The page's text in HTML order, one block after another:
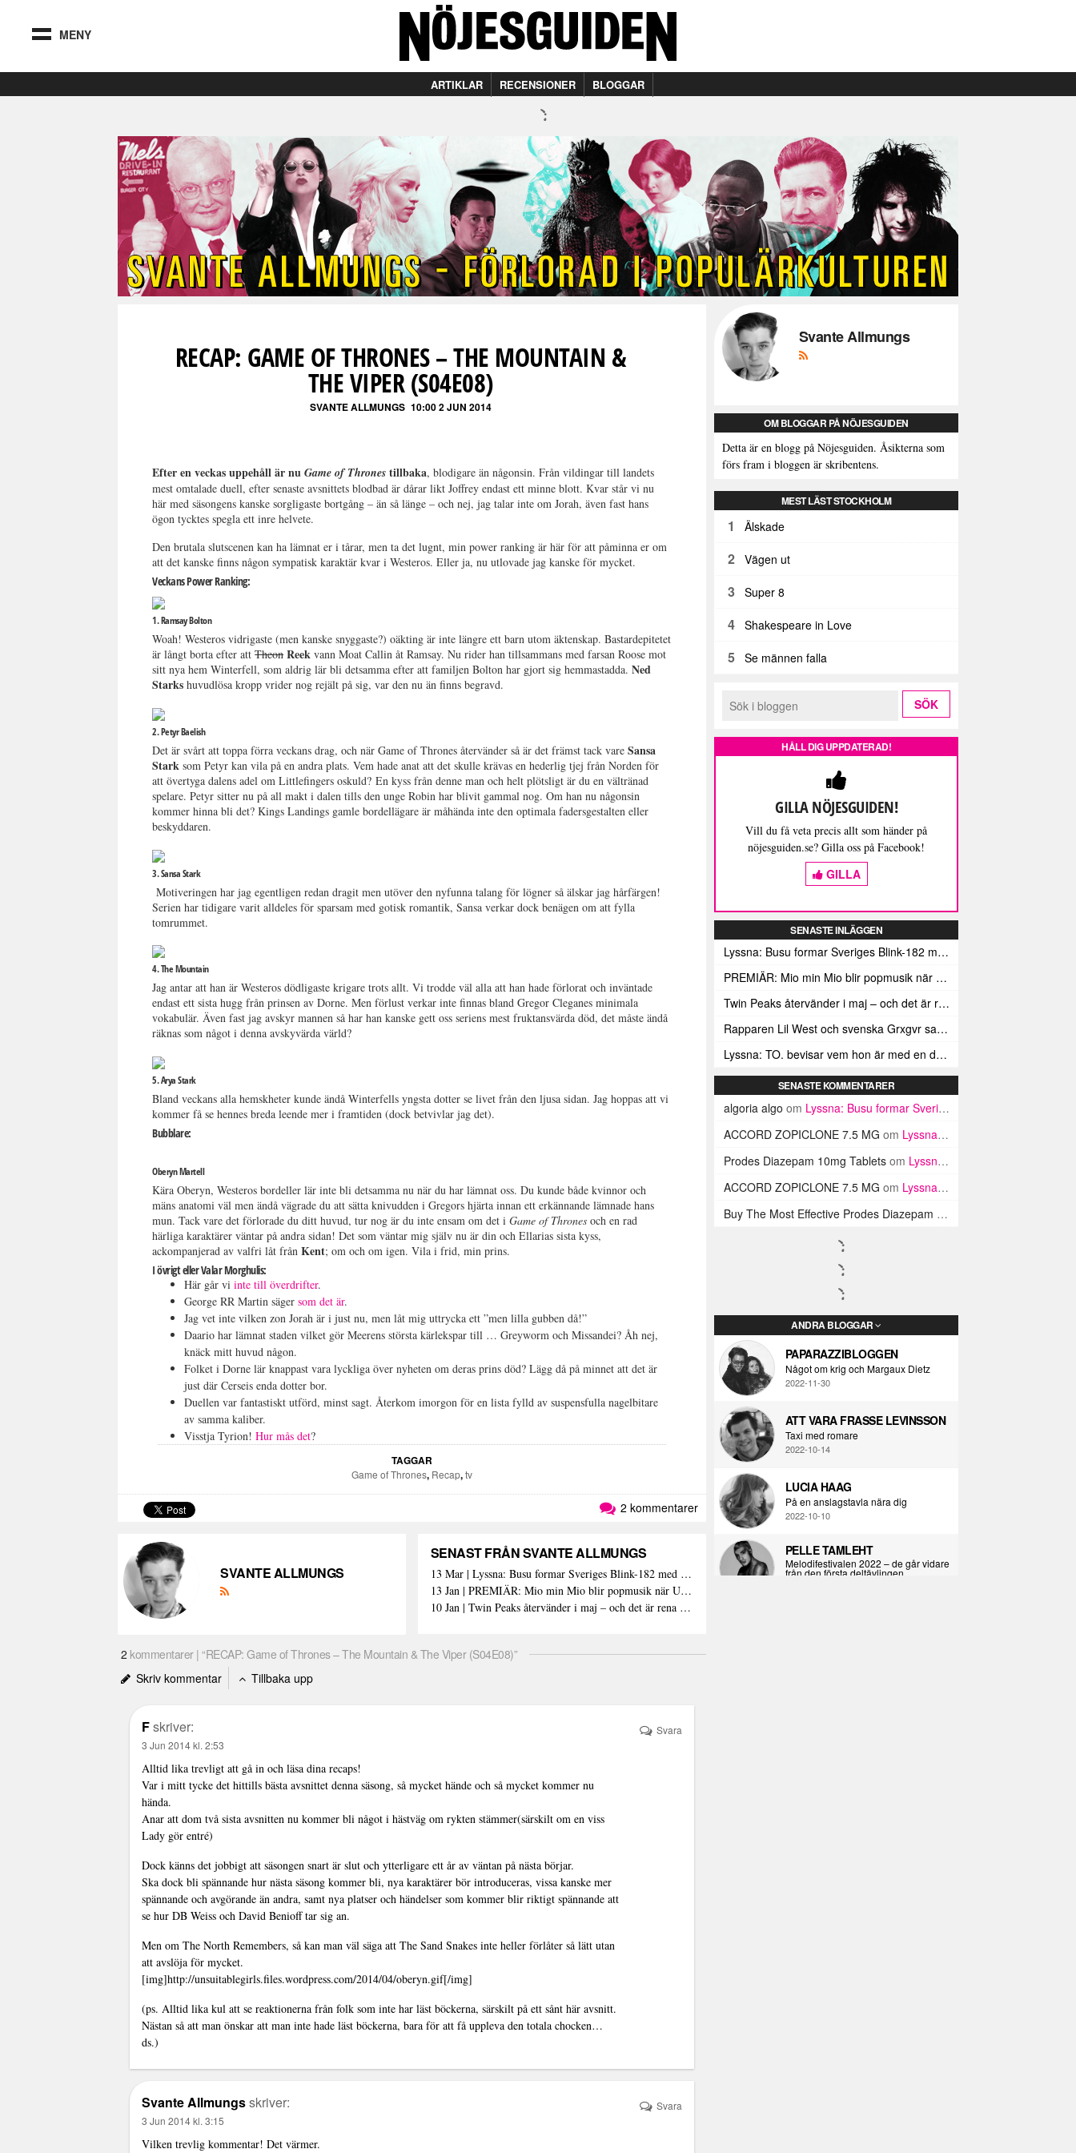
MENY
ARTIKLAR RECENSIONER BLOGGAR
RECAP: GAME OF THRONES – THE MOUNTAIN &
THE VIPER (S04E08)
SVANTE ALLMUNGS 10:00 2 JUN 2014
Efter en veckas uppehåll är nuGame of Thrones tillbaka, blodigare än någonsin. Från vildingar till landets
mest omtalade duell, efter senaste avsnittets blodbad är dårar likt Joffrey endast ett minne blott. Kvar står vi nu
här med säsongens kanske sorgligaste bortgång – än så länge – och nej, jag talar inte om Jorah, även fast hans
ögon tycktes spegla ett inre helvete.
Den brutala slutscenen kan ha lämnat er i tårar, men ta det lugnt, min power ranking är här för att påminna er om
att det kanske finns någon sympatisk karaktär kvar i Westeros. Eller ja, nu utlovade jag kanske för mycket.
Veckans Power Ranking:
1. Ramsay Bolton
Woah! Westeros vidrigaste (men kanske snyggaste?) oäkting är inte längre ett barn utom äktenskap. Bastardepitetet
är långt borta efter attTheon Reek vann Moat Callin åt Ramsay. Nu rider han tillsammans med farsan Roose mot
sitt nya hem Winterfell, som aldrig lär bli detsamma efter att familjen Bolton har gjort sig hemmastadda.Ned
Starks huvudlösa kropp vrider nog rejält på sig, var den nu än finns begravd.
2. Petyr Baelish
Det är svårt att toppa förra veckans drag, och när Game of Thrones återvänder så är det främst tack vareSansa
Stark som Petyr kan vila på en andra plats. Vem hade anat att det skulle krävas en hederlig tjej från Norden för
att övertyga dalens adel om Littlefingers oskuld? En kyss från denne man och helt plötsligt är du en vältränad
spelare. Petyr sitter nu på all makt i dalen tills den unge Robin har blivit gammal nog. Om han nu någonsin
kommer hinna bli det? Kings Landings gamle bordellägare är måhända inte den optimala fadersgestalten eller
beskyddaren.
3. Sansa Stark
Motiveringen har jag egentligen redan dragit men utöver den nyfunna talang för lögner så älskar jag hårfärgen!
Serien har tidigare varit alldeles för sparsam med gotisk romantik, Sansa verkar dock benägen om att fylla
tomrummet.
4. The Mountain
Jag antar att han är Westeros dödligaste krigare trots allt. Vi trodde väl alla att han hade förlorat och inväntade
endast ett sista hugg från prinsen av Dorne. Men förlust verkar inte finnas bland Gregor Cleganes minimala
vokabulär. Även fast jag avskyr mannen så har han kanske gett oss seriens mest fruktansvärda död, det måste ändå
räknas som något i denna avskyvärda värld?
5. Arya Stark
Bland veckans alla hemskheter kunde ändå Winterfells yngsta dotter se livet från den ljusa sidan. Jag hoppas att vi
kommer få se hennes breda leende mer i framtiden (dock betvivlar jag det).
Bubblare:
Oberyn Martell
Kära Oberyn, Westeros bordeller lär inte bli detsamma nu när du har lämnat oss. Du kunde både kvinnor och
mäns anatomi väl men ändå vägrade du att sätta knivudden i Gregors hjärta innan ett erkännande lämnade hans
mun. Tack vare det förlorade du ditt huvud, tur nog är du inte ensam om det iGame of Thrones och en rad
härliga karaktärer väntar på andra sidan! Det som väntar mig själv nu är din och Ellarias sista kyss,
ackompanjerad av valfri låt frånKent; om och om igen. Vila i frid, min prins.
I övrigt eller Valar Morghulis:
Här går viinte till överdrifter.
George RR Martin sägersom det är.
Jag vet inte vilken zon Jorah är i just nu, men låt mig uttrycka ett ”men lilla gubben då!”
Daario har lämnat staden vilket gör Meerens största kärlekspar till … Greyworm och Missandei? Åh nej,
knäck mitt huvud någon.
Folket i Dorne lär knappast vara lyckliga över nyheten om deras prins död? Lägg då på minnet att det är
just där Cerseis enda dotter bor.
Duellen var fantastiskt utförd, minst sagt. Återkom imorgon för en lista fylld av suspensfulla nagelbitare
av samma kaliber.
Visstja Tyrion!Hur mås det?
TAGGAR
Game of Thrones, Recap,tv
2 kommentarer
SVANTE ALLMUNGS
SENAST FRÅN SVANTE ALLMUNGS
13 Mar | Lyssna: Busu formar Sveriges Blink-182 med sin nya pop-punk-rap-låt
13 Jan | PREMIÄR: Mio min Mio blir popmusik när Ungdom släpper sin debutvideo
10 Jan | Twin Peaks återvänder i maj – och det är rena heroinet enligt Showtimes boss
2 kommentarer | “RECAP: Game of Thrones – The Mountain & The Viper (S04E08)”
Skriv kommentar
Tillbaka upp
Fskriver:
3 Jun 2014 kl. 2:53
Alltid lika trevligt att gå in och läsa dina recaps!
Var i mitt tycke det hittills bästa avsnittet denna säsong, så mycket hände och så mycket kommer nu
hända.
Anar att dom två sista avsnitten nu kommer bli något i hästväg om rykten stämmer(särskilt om en viss
Lady gör entré)
Dock känns det jobbigt att säsongen snart är slut och ytterligare ett år av väntan på nästa börjar.
Ska dock bli spännande hur nästa säsong kommer bli, nya karaktärer bör introduceras, vissa kanske mer
spännande och avgörande än andra, samt nya platser och händelser som kommer blir riktigt spännande att
se hur DB Weiss och David Benioff tar sig an.
Men om The North Remembers, så kan man väl säga att The Sand Snakes inte heller förlåter så lätt utan
att avslöja för mycket.
[img]http://unsuitablegirls.files.wordpress.com/2014/04/oberyn.gif[/img]
(ps. Alltid lika kul att se reaktionerna från folk som inte har läst böckerna, särskilt på ett sånt här avsnitt.
Nästan så att man önskar att man inte hade läst böckerna, bara för att få uppleva den totala chocken…
ds.)
Svara
Svante Allmungsskriver:
3 Jun 2014 kl. 3:15
Vilken trevlig kommentar! Det värmer.
Svara
Svante Allmungs
OM BLOGGAR PÅ NÖJESGUIDEN
Detta är en blogg på Nöjesguiden. Åsikterna som
förs fram i bloggen är skribentens.
MEST LÄST STOCKHOLM
1 Älskade
2 Vägen ut
3 Super 8
4 Shakespeare in Love
5 Se männen falla
HÅLL DIG UPPDATERAD!
GILLA NÖJESGUIDEN!
Vill du få veta precis allt som händer på
nöjesguiden.se? Gilla oss på Facebook!
GILLA
SENASTE INLÄGGEN
Lyssna: Busu formar Sveriges Blink-182 med sin nya pop-punk-rap-låt
PREMIÄR: Mio min Mio blir popmusik när Ungdom släpper sin debutvideo
Twin Peaks återvänder i maj – och det är rena heroinet enligt Showtimes boss
Rapparen Lil West och svenska Grxgvr samarbetar på den egensinniga bangern Lie To You
Lyssna: TO. bevisar vem hon är med en debut gjord för framtiden
SENASTE KOMMENTARER
algoria algo om Lyssna: Busu formar Sveriges Blink-182 med sin nya pop-punk-rap-låt
ACCORD ZOPICLONE 7.5 MG om Lyssna: Busu formar Sveriges Blink-182 med sin nya pop-punk-rap-låt
Prodes Diazepam 10mg Tablets om Lyssna: Busu formar Sveriges Blink-182 med sin nya pop-punk-rap-låt
ACCORD ZOPICLONE 7.5 MG om Lyssna: Busu formar Sveriges Blink-182 med sin nya pop-punk-rap-låt
Buy The Most Effective Prodes Diazepam Tablets In UK
ANDRA BLOGGAR
PAPARAZZIBLOGGEN
Något om krig och Margaux Dietz
2022-11-30
ATT VARA FRASSE LEVINSSON
Taxi med romare
2022-10-14
LUCIA HAAG
På en anslagstavla nära dig
2022-10-10
PELLE TAMLEHT
Melodifestivalen 2022 – de går vidare
från den första deltävlingen